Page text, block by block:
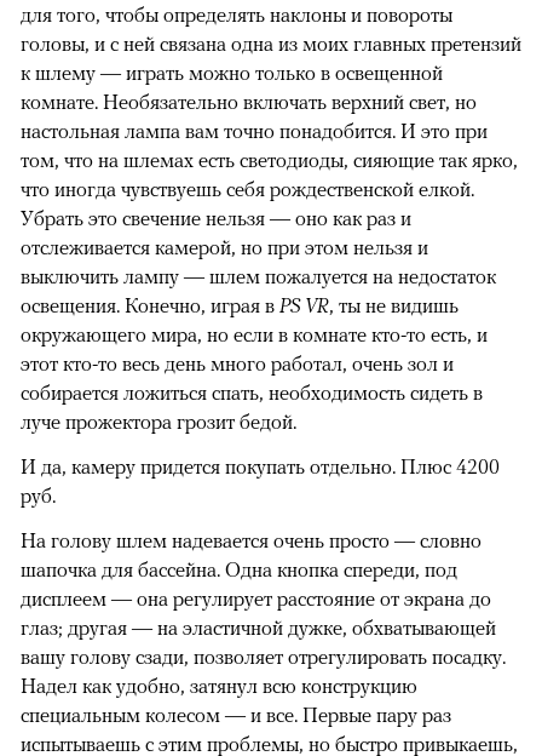
для того, чтобы определять наклоны и повороты
головы, и с ней связана одна из моих главных претензий
к шлему — играть можно только в освещенной
комнате. Необязательно включать верхний свет, но
настольная лампа вам точно понадобится. И это при
том, что на шлемах есть светодиоды, сияющие так ярко,
что иногда чувствуешь себя рождественской елкой.
Убрать это свечение нельзя — оно как раз и
отслеживается камерой, но при этом нельзя и
выключить лампу — шлем пожалуется на недостаток
освещения. Конечно, играя в PS VR, ты не видишь
окружающего мира, но если в комнате кто-то есть, и
этот кто-то весь день много работал, очень зол и
собирается ложиться спать, необходимость сидеть в
луче прожектора грозит бедой.
И да, камеру придется покупать отдельно. Плюс 4200
руб.
На голову шлем надевается очень просто — словно
шапочка для бассейна. Одна кнопка спереди, под
дисплеем — она регулирует расстояние от экрана до
глаз; другая — на эластичной дужке, обхватывающей
вашу голову сзади, позволяет отрегулировать посадку.
Надел как удобно, затянул всю конструкцию
специальным колесом — и все. Первые пару раз
испытываешь с этим проблемы, но быстро привыкаешь,